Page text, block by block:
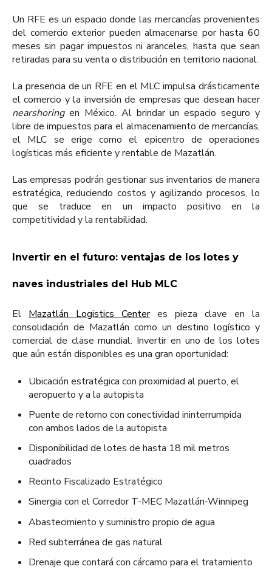
Un RFE es un espacio donde las mercancías provenientes
del comercio exterior pueden almacenarse por hasta 60
meses sin pagar impuestos ni aranceles, hasta que sean
retiradas para su venta o distribución en territorio nacional.
La presencia de un RFE en el MLC impulsa drásticamente
el comercio y la inversión de empresas que desean hacer
nearshoring en México. Al brindar un espacio seguro y
libre de impuestos para el almacenamiento de mercancías,
el MLC se erige como el epicentro de operaciones
logísticas más eficiente y rentable de Mazatlán.
Las empresas podrán gestionar sus inventarios de manera
estratégica, reduciendo costos y agilizando procesos, lo
que se traduce en un impacto positivo en la
competitividad y la rentabilidad.
Invertir en el futuro: ventajas de los lotes y
naves industriales del Hub MLC
El Mazatlán Logistics Centeres pieza clave en la
consolidación de Mazatlán como un destino logístico y
comercial de clase mundial. Invertir en uno de los lotes
que aún están disponibles es una gran oportunidad:
Ubicación estratégica con proximidad al puerto, el
aeropuerto y a la autopista
Puente de retorno con conectividad ininterrumpida
con ambos lados de la autopista
Disponibilidad de lotes de hasta 18 mil metros
cuadrados
Recinto Fiscalizado Estratégico
Sinergia con el Corredor T-MEC Mazatlán-Winnipeg
Abastecimiento y suministro propio de agua
Red subterránea de gas natural
Drenaje que contará con cárcamo para el tratamiento